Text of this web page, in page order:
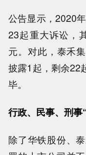
公告显示，2020
23起重大诉讼，
元。对此，泰禾
披露1起，剩余22
毕。
行政、民事、刑事
除了华铁股份、